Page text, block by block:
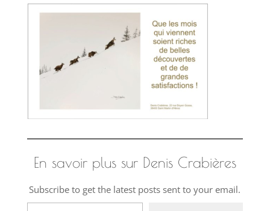
En savoir plus sur Denis Crabières
Subscribe to get the latest posts sent to your email.
Saisissez votre adresse e-mail…